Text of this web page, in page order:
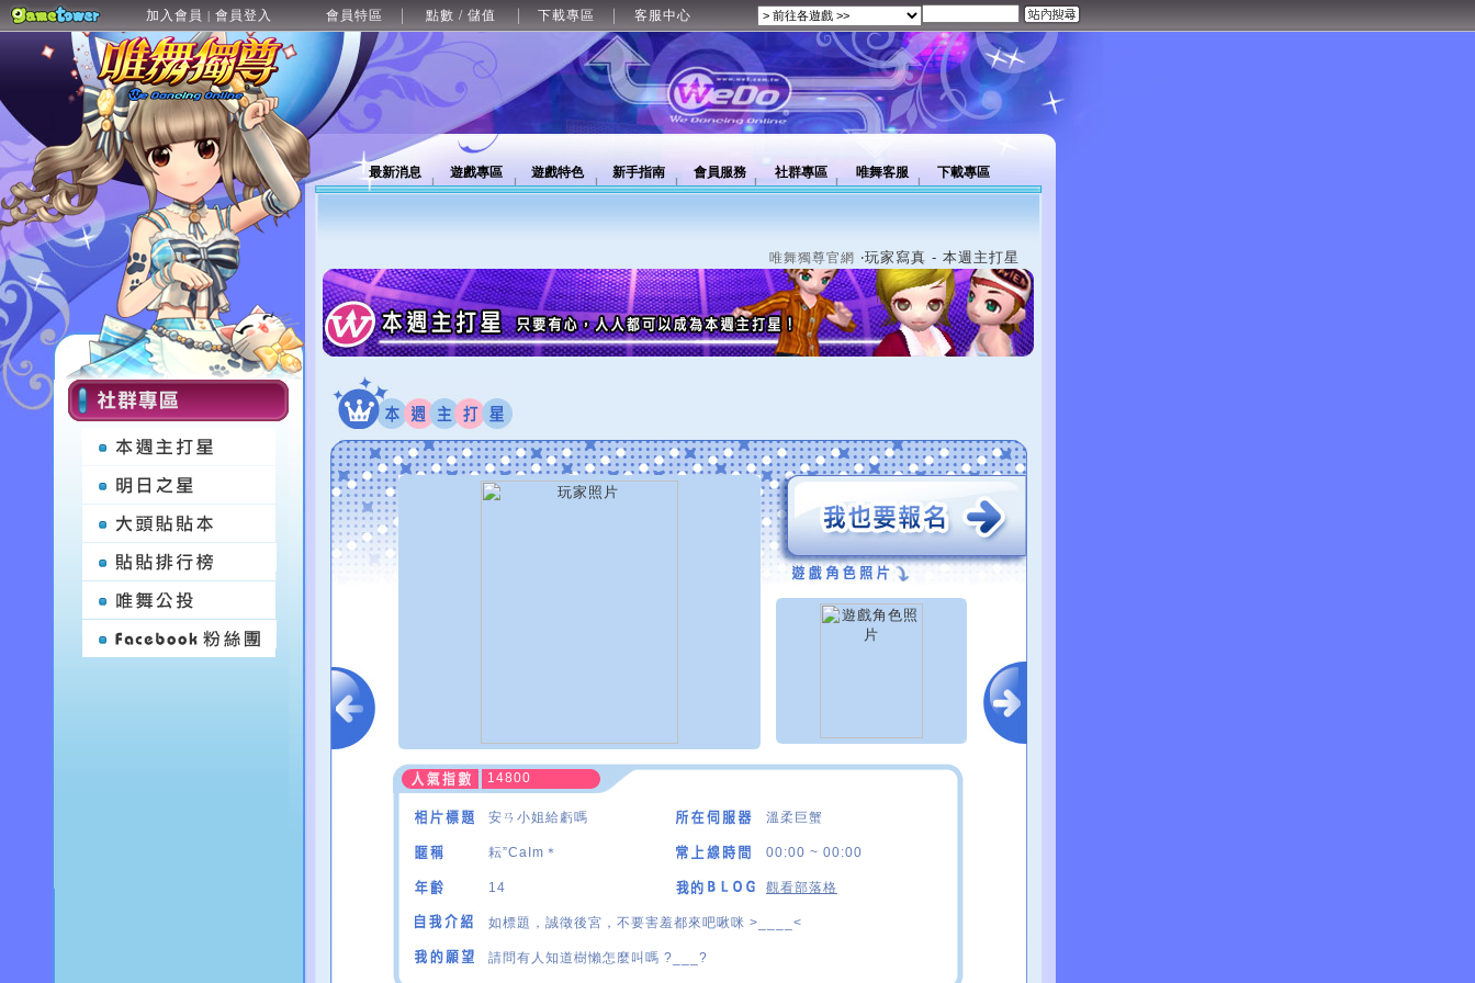
加入會員 | 會員登入 會員特區 點數 / 儲值 下載專區 客服中心
最新消息 遊戲專區 遊戲特色 新手指南 會員服務 社群專區 唯舞客服 下載專區
唯舞獨尊官網 ‧玩家寫真 - 本週主打星
14800
安ㄢ小姐給虧嗎 溫柔巨蟹
耘”CaIm＊ 00:00 ~ 00:00
14 觀看部落格
如標題，誠徵後宮，不要害羞都來吧啾咪 >____<
請問有人知道樹懶怎麼叫嗎 ?___?